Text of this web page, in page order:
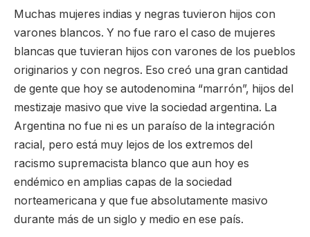
Muchas mujeres indias y negras tuvieron hijos con
varones blancos. Y no fue raro el caso de mujeres
blancas que tuvieran hijos con varones de los pueblos
originarios y con negros. Eso creó una gran cantidad
de gente que hoy se autodenomina “marrón”, hijos del
mestizaje masivo que vive la sociedad argentina. La
Argentina no fue ni es un paraíso de la integración
racial, pero está muy lejos de los extremos del
racismo supremacista blanco que aun hoy es
endémico en amplias capas de la sociedad
norteamericana y que fue absolutamente masivo
durante más de un siglo y medio en ese país.